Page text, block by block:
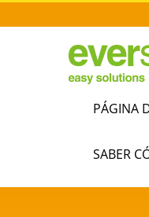
PÁGINA
SABER